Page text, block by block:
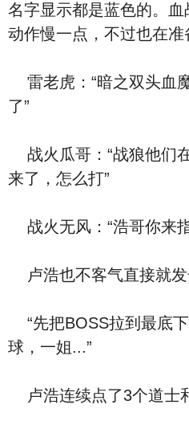
名字显示都是蓝色的。
动作慢一点，不过也在准
雷老虎：“暗之双头血
了”
战火瓜哥：“战狼他们
来了，怎么打”
战火无风：“浩哥你来
卢浩也不客气直接就发
“先把BOSS拉到最底
球，一姐...”
卢浩连续点了3个道士